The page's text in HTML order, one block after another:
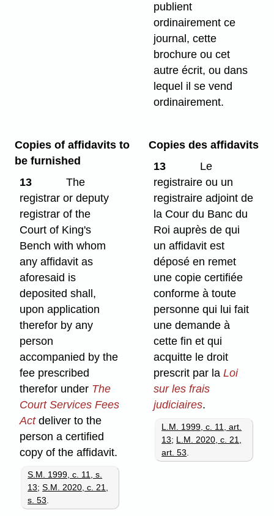
publient
ordinairement ce
journal, cette
brochure ou cet
autre écrit, ou dans
lequel il se vend
ordinairement.
Copies of affidavits to
be furnished
13
The
registrar or deputy
registrar of the
Court of King's
Bench with whom
any affidavit as
aforesaid is
deposited shall,
upon application
therefor by any
person
accompanied by the
fee prescribed
therefor under The
Court Services Fees
Actdeliver to the
person a certified
copy of the affidavit.
S.M. 1999, c. 11, s.
13;S.M. 2020, c. 21,
s. 53
Copies des affidavits
13
Le
registraire ou un
registraire adjoint de
la Cour du Banc du
Roi auprès de qui
un affidavit est
déposé en remet
une copie certifiée
conforme à toute
personne qui lui fait
une demande à
cette fin et qui
acquitte le droit
prescrit par laLoi
sur les frais
judiciaires.
L.M. 1999, c. 11, art.
13; L.M. 2020, c. 21,
art. 53